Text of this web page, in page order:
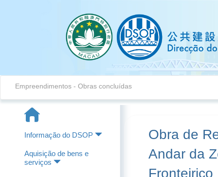
Empreendimentos - Obras concluídas
Informação do DSOP
Aquisição de bens e
serviços
Obra de
Andar da
Fronteiriço